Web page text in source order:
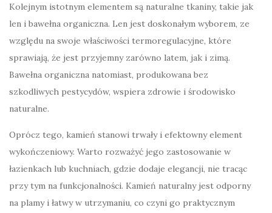
Kolejnym istotnym elementem są naturalne tkaniny, takie jak
len i bawełna organiczna. Len jest doskonałym wyborem, ze
względu na swoje właściwości termoregulacyjne, które
sprawiają, że jest przyjemny zarówno latem, jak i zimą.
Bawełna organiczna natomiast, produkowana bez
szkodliwych pestycydów, wspiera zdrowie i środowisko
naturalne.
Oprócz tego, kamień stanowi trwały i efektowny element
wykończeniowy. Warto rozważyć jego zastosowanie w
łazienkach lub kuchniach, gdzie dodaje elegancji, nie tracąc
przy tym na funkcjonalności. Kamień naturalny jest odporny
na plamy i łatwy w utrzymaniu, co czyni go praktycznym